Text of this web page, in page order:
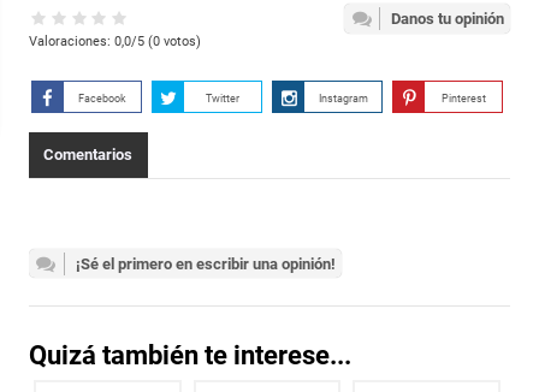
Danos tu opinión
Valoraciones: 0,0/5 (0votos)
Facebook Twitter Instagram Pinterest
Comentarios
¡Sé el primero en escribir una opinión!
Quizá también te interese...